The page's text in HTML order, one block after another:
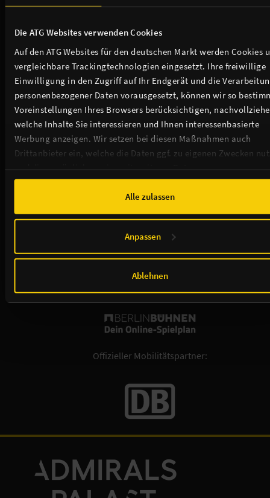
Die ATG Websites verwenden Cookies
Auf den ATG Websites für den deutschen Markt werden Cookies
vergleichbare Trackingtechnologien eingesetzt. Ihre freiwillige
Einwilligung in den Zugriff auf Ihr Endgerät und die
personenbezogener Daten vorausgesetzt, können wir so
Voreinstellungen Ihres Browsers berücksichtigen,
welche Inhalte Sie interessieren und Ihnen interessenbasierte
Werbung anzeigen. Wir setzen bei diesen Maßnahmen auch
Drittanbieter ein, welche die Daten ggf. zu eigenen Zwecken
und diese möglicherweise mit weiteren Daten zusammen
führen. Weitere Informationen, insbesondere zur Speicherdauer,
Cookie-Erklärungsowie zur Verarbeitung,
insbesondere zu Ihren Widerrufsmöglichkeiten und weiteren
Alle zulassen
Anpassen
Ablehnen
Der Admiralspalast ist Mitglied von:
Offizieller Mobilitätspartner: